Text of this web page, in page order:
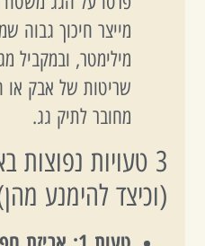
מייצר חיכוך גבוה
מילימטר, ובמקביל
שריטות של אבק או
מחובר לתיק גג.
3 טעויות נפוצות
(וכיצד להימנע